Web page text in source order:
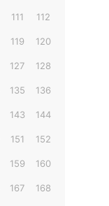
111 112
119 120
127 128
135 136
143 144
151 152
159 160
167 168